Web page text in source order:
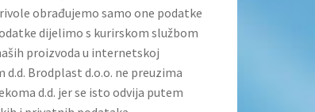
obrađujemo samo one podatke
dijelimo s kurirskom službom
proizvoda u internetskoj
Brodplast d.o.o. ne preuzima
d.d. jer se isto odvija putem